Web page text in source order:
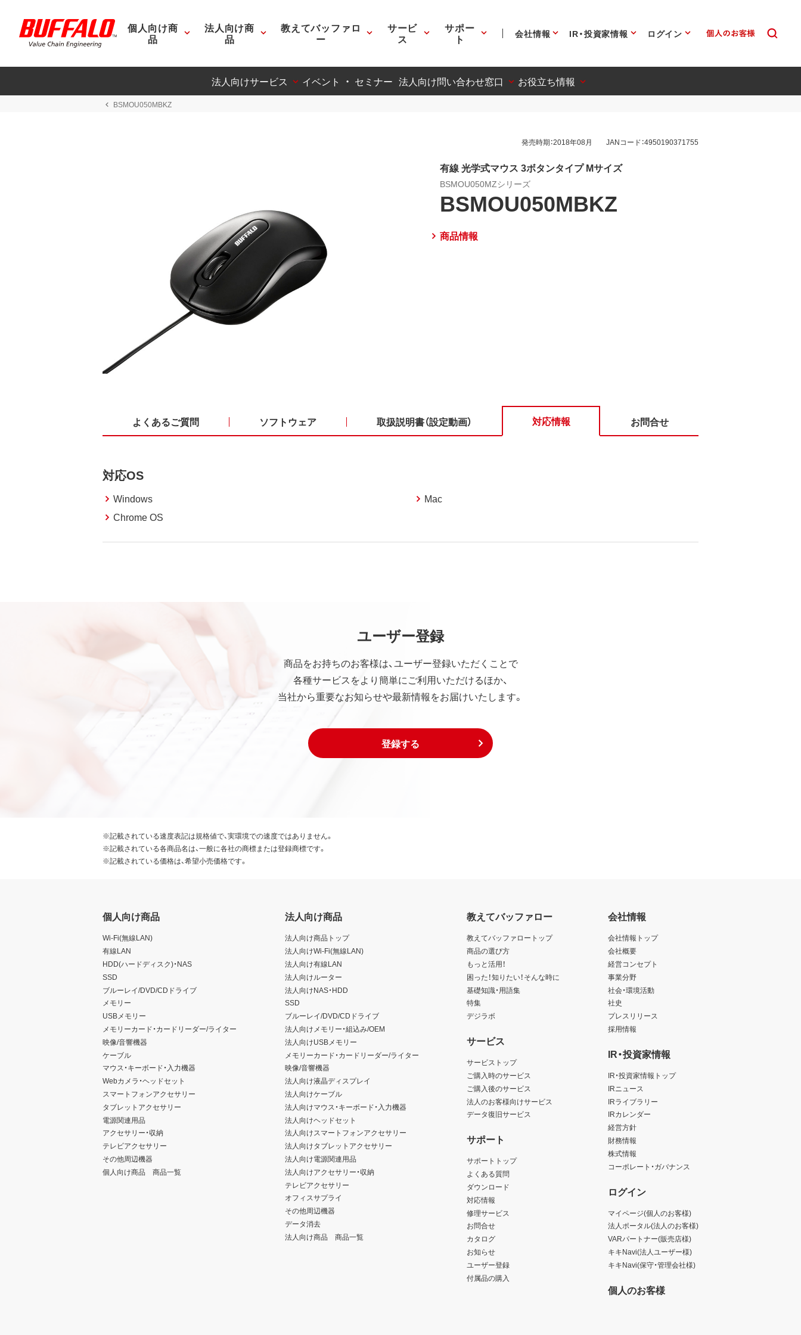
個人向け商
品
法人向け商
品
教えてバッファロ
ー
サービ
ス
サポー
ト 会社情報 IR・投資家情報 ログイン
法人向けサービス イベント ・ セミナー 法人向け問い合わせ窓口 お役立ち情報
BSMOU050MBKZ
発売時期：2018年08月 JANコード：4950190371755
有線 光学式マウス 3ボタンタイプ Mサイズ
BSMOU050MZシリーズ
BSMOU050MBKZ
商品情報
よくあるご質問 ソフトウェア 取扱説明書（設定動画） 対応情報 お問合せ
対応OS
Windows
Mac
Chrome OS
ユーザー登録
商品をお持ちのお客様は、ユーザー登録いただくことで
各種サービスをより簡単にご利用いただけるほか、
当社から重要なお知らせや最新情報をお届けいたします。
登録する
※記載されている速度表記は規格値で、実環境での速度ではありません。
※記載されている各商品名は、一般に各社の商標または登録商標です。
※記載されている価格は、希望小売価格です。
個人向け商品
Wi-Fi(無線LAN)
有線LAN
HDD(ハードディスク)・NAS
SSD
ブルーレイ/DVD/CDドライブ
メモリー
USBメモリー
メモリーカード・カードリーダー/ライター
映像/音響機器
ケーブル
マウス・キーボード・入力機器
Webカメラ・ヘッドセット
スマートフォンアクセサリー
タブレットアクセサリー
電源関連用品
アクセサリー・収納
テレビアクセサリー
その他周辺機器
個人向け商品 商品一覧
法人向け商品
法人向け商品トップ
法人向けWi-Fi(無線LAN)
法人向け有線LAN
法人向けルーター
法人向けNAS・HDD
SSD
ブルーレイ/DVD/CDドライブ
法人向けメモリー・組込み/OEM
法人向けUSBメモリー
メモリーカード・カードリーダー/ライター
映像/音響機器
法人向け液晶ディスプレイ
法人向けケーブル
法人向けマウス・キーボード・入力機器
法人向けヘッドセット
法人向けスマートフォンアクセサリー
法人向けタブレットアクセサリー
法人向け電源関連用品
法人向けアクセサリー・収納
テレビアクセサリー
オフィスサプライ
その他周辺機器
データ消去
法人向け商品 商品一覧
教えてバッファロー
教えてバッファロートップ
商品の選び方
もっと活用！
困った！知りたい！そんな時に
基礎知識・用語集
特集
デジラボ
サービス
サービストップ
ご購入時のサービス
ご購入後のサービス
法人のお客様向けサービス
データ復旧サービス
サポート
サポートトップ
よくある質問
ダウンロード
対応情報
修理サービス
お問合せ
カタログ
お知らせ
ユーザー登録
付属品の購入
会社情報
会社情報トップ
会社概要
経営コンセプト
事業分野
社会・環境活動
社史
プレスリリース
採用情報
IR・投資家情報
IR・投資家情報トップ
IRニュース
IRライブラリー
IRカレンダー
経営方針
財務情報
株式情報
コーポレート・ガバナンス
ログイン
マイページ(個人のお客様)
法人ポータル(法人のお客様)
VARパートナー(販売店様)
キキNavi(法人ユーザー様)
キキNavi(保守・管理会社様)
個人のお客様